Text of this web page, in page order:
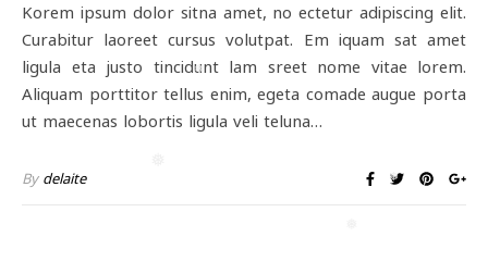
❅
❅
Korem ipsum dolor sitna amet, no ectetur adipiscing elit.
Curabitur laoreet cursus volutpat. Em iquam sat amet
ligula eta justo tincidunt lam sreet nome vitae lorem.
Aliquam porttitor tellus enim, egeta comade augue porta
ut maecenas lobortis ligula veli teluna…
By delaite